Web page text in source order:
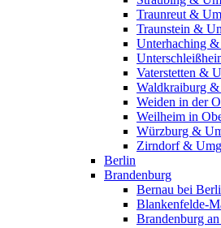
Traunreut &
Traunstein &
Unterhaching
Vaterstetten &
Waldkraiburg
Weiden in der
Weilheim in
Würzburg &
Zirndorf &
Berlin
Brandenburg
Bernau bei
Blankenfelde-
Brandenburg